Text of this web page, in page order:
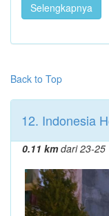
Selengkapnya
Back to Top
12. Indonesia
0.11 kmdari 23-25